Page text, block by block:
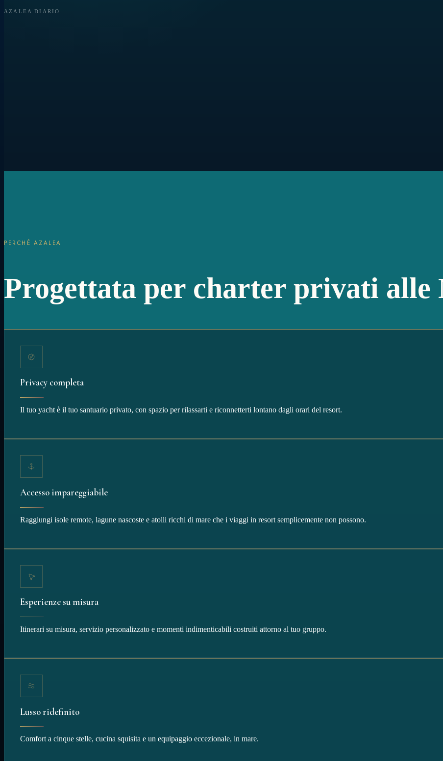
AZALEA DIARIO
PERCHÉ AZALEA
Progettata per charter privati alle
Privacy completa
Il tuo yacht è il tuo santuario privato, con spazio per rilassarti e riconnetterti lontano dagli orari del resort.
Accesso impareggiabile
Raggiungi isole remote, lagune nascoste e atolli ricchi di mare che i viaggi in resort semplicemente non possono.
Esperienze su misura
Itinerari su misura, servizio personalizzato e momenti indimenticabili costruiti attorno al tuo gruppo.
Lusso ridefinito
Comfort a cinque stelle, cucina squisita e un equipaggio eccezionale, in mare.